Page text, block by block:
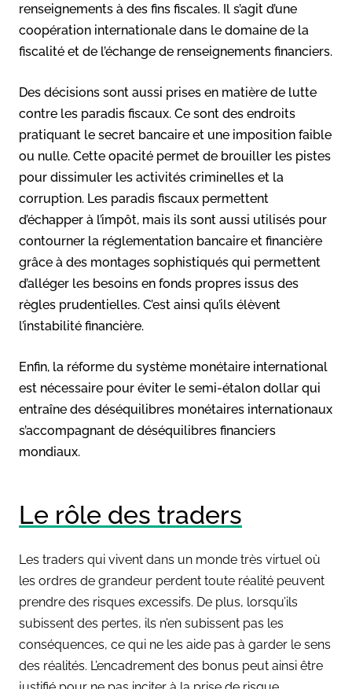
renseignements à des fins fiscales. Il s’agit d’une
coopération internationale dans le domaine de la
fiscalité et de l’échange de renseignements financiers.
Des décisions sont aussi prises en matière de lutte
contre les paradis fiscaux. Ce sont des endroits
pratiquant le secret bancaire et une imposition faible
ou nulle. Cette opacité permet de brouiller les pistes
pour dissimuler les activités criminelles et la
corruption. Les paradis fiscaux permettent
d’échapper à l’impôt, mais ils sont aussi utilisés pour
contourner la réglementation bancaire et financière
grâce à des montages sophistiqués qui permettent
d’alléger les besoins en fonds propres issus des
règles prudentielles. C’est ainsi qu’ils élèvent
l’instabilité financière.
Enfin, la réforme du système monétaire international
est nécessaire pour éviter le semi-étalon dollar qui
entraîne des déséquilibres monétaires internationaux
s’accompagnant de déséquilibres financiers
mondiaux.
Le rôle des traders
Les traders qui vivent dans un monde très virtuel où
les ordres de grandeur perdent toute réalité peuvent
prendre des risques excessifs. De plus, lorsqu’ils
subissent des pertes, ils n’en subissent pas les
conséquences, ce qui ne les aide pas à garder le sens
des réalités. L’encadrement des bonus peut ainsi être